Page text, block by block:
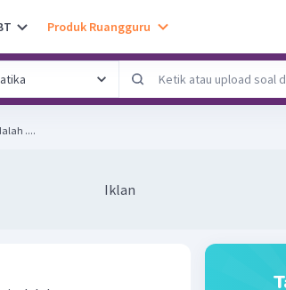
Produk Ruangguru
....
Iklan